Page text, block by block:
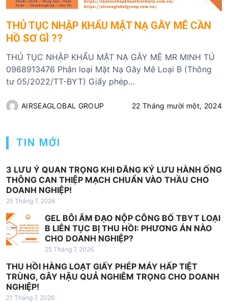
THỦ TỤC NHẬP KHẨU MẶT NẠ GÂY MÊ CẦN
HỒ SƠ GÌ ??
THỦ TỤC NHẬP KHẨU MẶT NẠ GÂY MÊ MR MINH TÚ
0968913476 Phân loại Mặt Nạ Gây Mê Loại B (Thông
tư 05/2022/TT-BYT) Giấy phép…
AIRSEAGLOBAL GROUP 22 Tháng mười một, 2024
TIN MỚI
3 LƯU Ý QUAN TRỌNG KHI ĐĂNG KÝ LƯU HÀNH ỐNG
THÔNG CAN THIỆP MẠCH CHUẨN VÀO THẦU CHO
DOANH NGHIỆP!
25 Tháng 7, 2026
GEL BÔI ÂM ĐẠO NỘP CÔNG BỐ TBYT LOẠI
B LIÊN TỤC BỊ THU HỒI: PHƯƠNG ÁN NÀO
CHO DOANH NGHIỆP?
25 Tháng 7, 2026
THU HỒI HÀNG LOẠT GIẤY PHÉP MÁY HẤP TIỆT
TRÙNG, GÂY HẬU QUẢ NGHIÊM TRỌNG CHO DOANH
NGHIỆP!
21 Tháng 7, 2026